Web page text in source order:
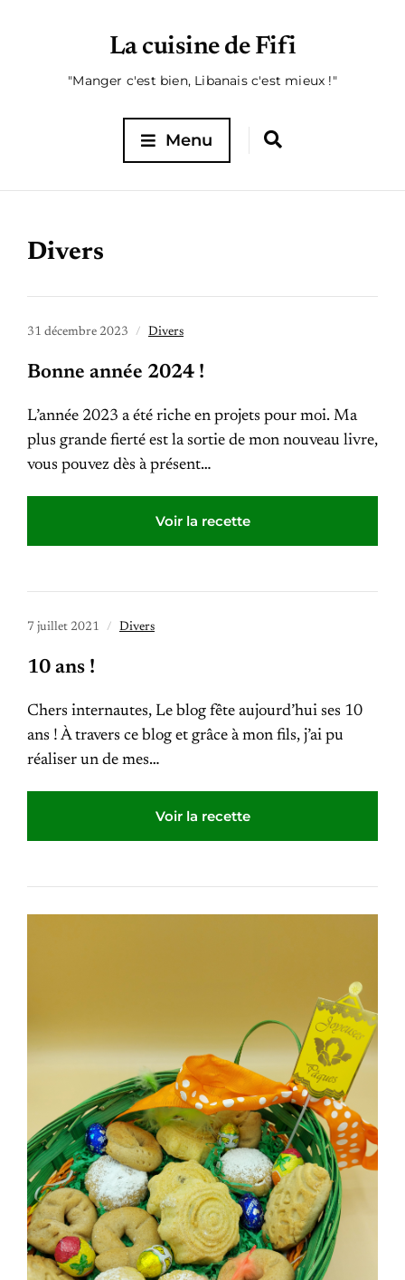
La cuisine de Fifi
"Manger c'est bien, Libanais c'est mieux !"
Menu
Divers
31 décembre 2023 Divers
Bonne année 2024 !
L’année 2023 a été riche en projets pour moi. Ma
plus grande fierté est la sortie de mon nouveau livre,
vous pouvez dès à présent…
Voir la recette
7 juillet 2021 Divers
10 ans !
Chers internautes, Le blog fête aujourd’hui ses 10
ans ! À travers ce blog et grâce à mon fils, j’ai pu
réaliser un de mes…
Voir la recette